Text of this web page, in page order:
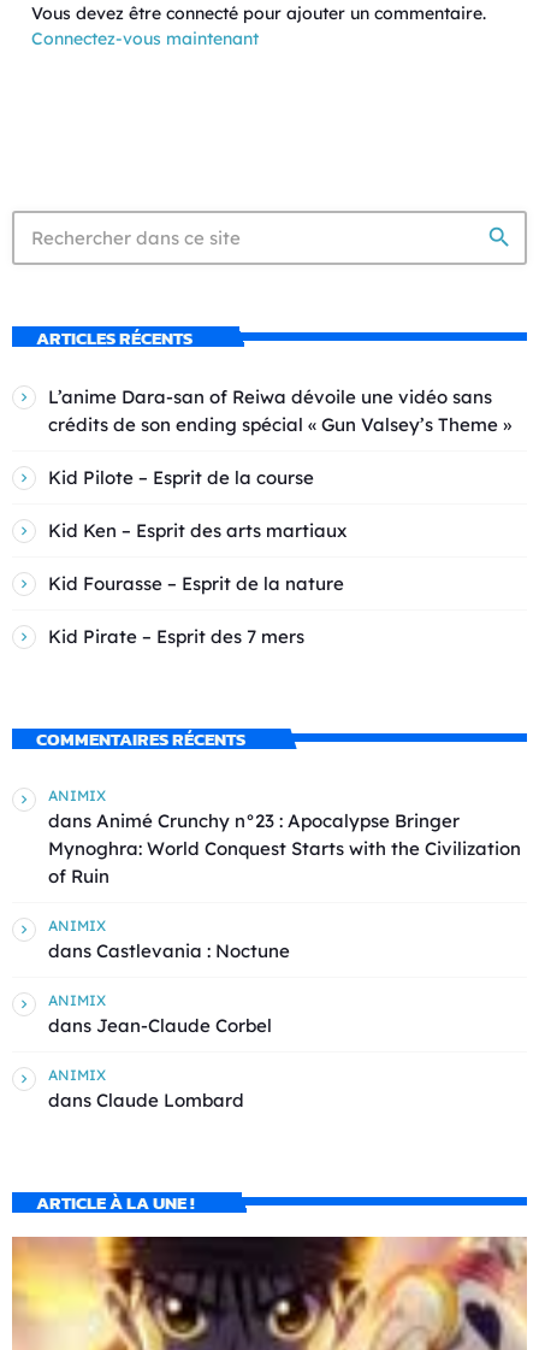
Vous devez être connecté pour ajouter un commentaire.
Connectez-vous maintenant
search
ARTICLES RÉCENTS
L’anime Dara-san of Reiwa dévoile une vidéo sans
crédits de son ending spécial « Gun Valsey’s Theme »
Kid Pilote – Esprit de la course
Kid Ken – Esprit des arts martiaux
Kid Fourasse – Esprit de la nature
Kid Pirate – Esprit des 7 mers
COMMENTAIRES RÉCENTS
ANIMIX
dans Animé Crunchy n°23 : Apocalypse Bringer
Mynoghra: World Conquest Starts with the Civilization
of Ruin
ANIMIX
dans Castlevania : Noctune
ANIMIX
dans Jean-Claude Corbel
ANIMIX
dans Claude Lombard
ARTICLE À LA UNE !